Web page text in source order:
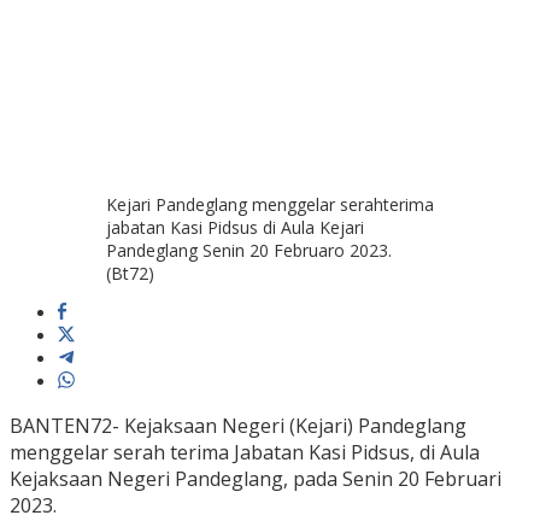
Kejari Pandeglang menggelar serahterima
jabatan Kasi Pidsus di Aula Kejari
Pandeglang Senin 20 Februaro 2023.
(Bt72)
BANTEN72- Kejaksaan Negeri (Kejari) Pandeglang
menggelar serah terima Jabatan Kasi Pidsus, di Aula
Kejaksaan Negeri Pandeglang, pada Senin 20 Februari
2023.